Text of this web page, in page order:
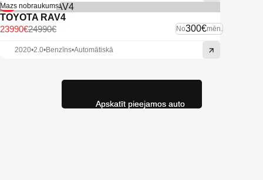
-4%
Mazs nobraukums
TOYOTA RAV4
No300€mēn.
24990€
23990€
2020•2.0•Benzīns•Automātiskā